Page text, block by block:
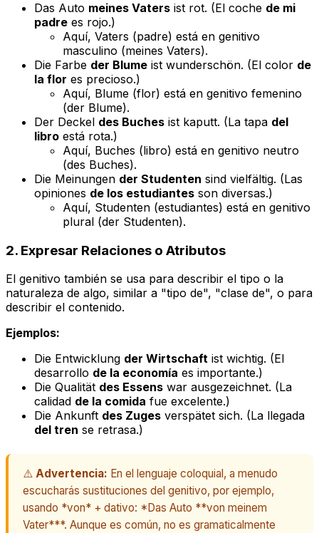
Das Auto meines Vaters ist rot. (El coche de mi
padre es rojo.)
Aquí, Vaters (padre) está en genitivo
masculino (meines Vaters).
Die Farbe der Blume ist wunderschön. (El color de
la flor es precioso.)
Aquí, Blume (flor) está en genitivo femenino
(der Blume).
Der Deckel des Buches ist kaputt. (La tapa del
libro está rota.)
Aquí, Buches (libro) está en genitivo neutro
(des Buches).
Die Meinungen der Studenten sind vielfältig. (Las
opiniones de los estudiantes son diversas.)
Aquí, Studenten (estudiantes) está en genitivo
plural (der Studenten).
2. Expresar Relaciones o Atributos
El genitivo también se usa para describir el tipo o la
naturaleza de algo, similar a "tipo de", "clase de", o para
describir el contenido.
Ejemplos:
Die Entwicklung der Wirtschaft ist wichtig. (El
desarrollo de la economía es importante.)
Die Qualität des Essens war ausgezeichnet. (La
calidad de la comida fue excelente.)
Die Ankunft des Zuges verspätet sich. (La llegada
del tren se retrasa.)
⚠️ Advertencia: En el lenguaje coloquial, a menudo
escucharás sustituciones del genitivo, por ejemplo,
usando *von* + dativo: *Das Auto **von meinem
Vater***. Aunque es común, no es gramaticalmente